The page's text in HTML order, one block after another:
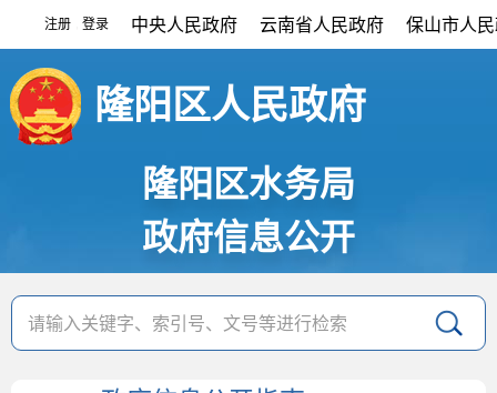
注册 登录 中央人民政府 云南省人民政府 保山市人
隆阳区人民政府
隆阳区水务局
政府信息公开